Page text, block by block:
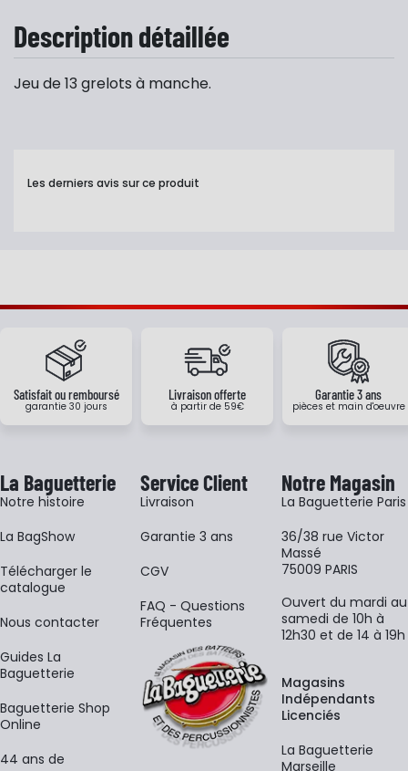
Description détaillée
Jeu de 13 grelots à manche.
Les derniers avis sur ce produit
Satisfait ou remboursé
garantie 30 jours
Livraison offerte
à partir de 59€
Garantie 3 ans
pièces et main d'oeuvre
La Baguetterie
Notre histoire
La BagShow
​Télécharger le
catalogue
Nous contacter
Guides La
Baguetterie
Baguetterie Shop
Online
44 ans de
Service Client
Livraison
Garantie 3 ans
CGV
FAQ - Questions
Fréquentes
Notre Magasin
La Baguetterie Paris
36/38 rue Victor
Massé
75009 PARIS
Ouvert du mardi au
samedi de 10h à
12h30 et de 14 à 19h
Magasins
Indépendants
Licenciés
La Baguetterie
Marseille